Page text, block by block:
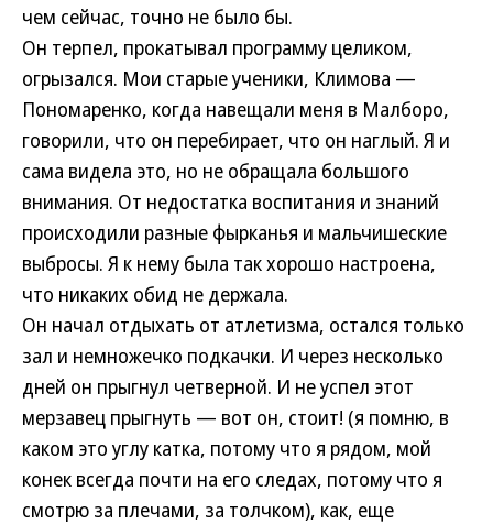
чем сейчас, точно не было бы.
Он терпел, прокатывал программу целиком,
огрызался. Мои старые ученики, Климова —
Пономаренко, когда навещали меня в Малборо,
говорили, что он перебирает, что он наглый. Я и
сама видела это, но не обращала большого
внимания. От недостатка воспитания и знаний
происходили разные фырканья и мальчишеские
выбросы. Я к нему была так хорошо настроена,
что никаких обид не держала.
Он начал отдыхать от атлетизма, остался только
зал и немножечко подкачки. И через несколько
дней он прыгнул четверной. И не успел этот
мерзавец прыгнуть — вот он, стоит! (я помню, в
каком это углу катка, потому что я рядом, мой
конек всегда почти на его следах, потому что я
смотрю за плечами, за толчком), как, еще